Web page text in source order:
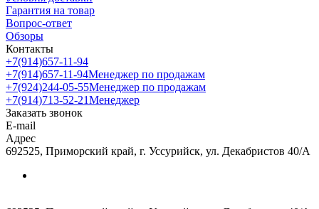
Гарантия на товар
Вопрос-ответ
Обзоры
Контакты
+7(914)657-11-94
+7(914)657-11-94Менеджер по продажам
+7(924)244-05-55Менеджер по продажам
+7(914)713-52-21Менеджер
Заказать звонок
E-mail
Адрес
692525, Приморский край, г. Уссурийск, ул. Декабристов 40/А